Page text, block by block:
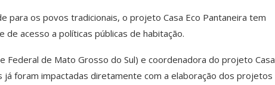
para os povos tradicionais, o projeto Casa Eco Pantaneira tem
acesso a políticas públicas de habitação.
Federal de Mato Grosso do Sul) e coordenadora do projeto Casa
já foram impactadas diretamente com a elaboração dos projetos